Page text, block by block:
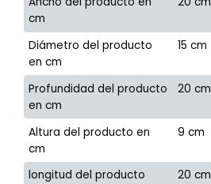
cm
Diámetro del producto
en cm
15 cm
Profundidad del producto
en cm
20 cm
Altura del producto en
cm
9 cm
longitud del producto
20 cm